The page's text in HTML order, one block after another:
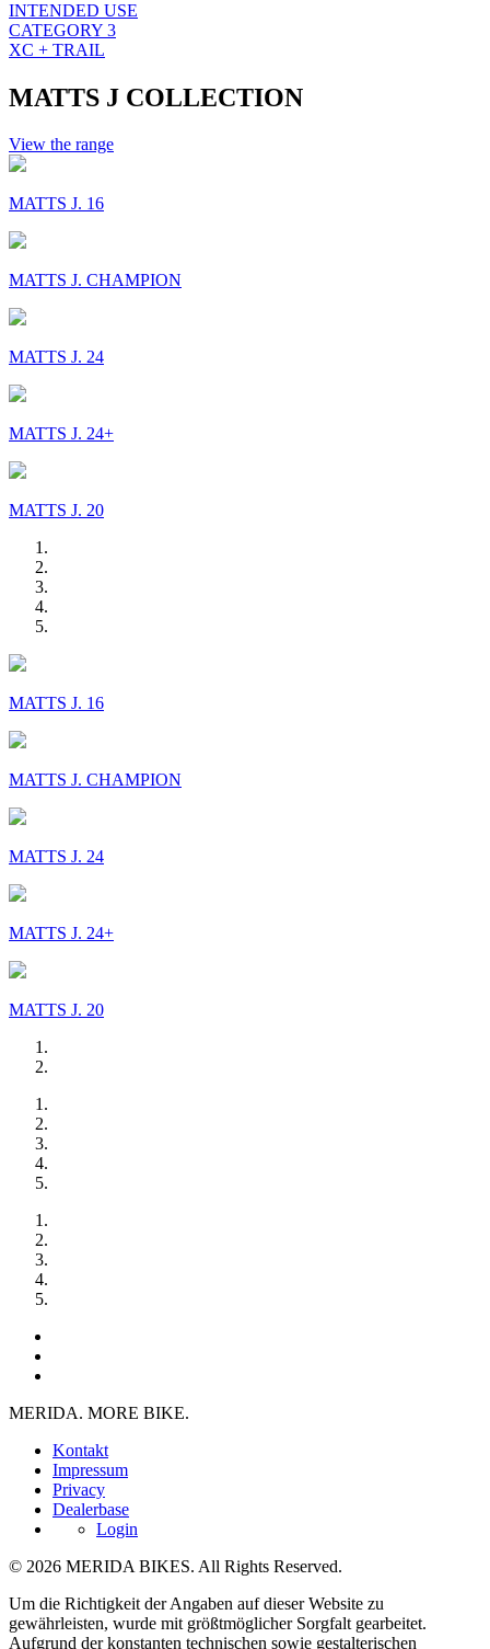
INTENDED USE
CATEGORY 3
XC + TRAIL
MATTS J COLLECTION
View the range
MATTS J. 16
MATTS J. CHAMPION
MATTS J. 24
MATTS J. 24+
MATTS J. 20
MATTS J. 16
MATTS J. CHAMPION
MATTS J. 24
MATTS J. 24+
MATTS J. 20
MERIDA. MORE BIKE.
Kontakt
Impressum
Privacy
Dealerbase
Login
© 2026 MERIDA BIKES. All Rights Reserved.
Um die Richtigkeit der Angaben auf dieser Website zu
gewährleisten, wurde mit größtmöglicher Sorgfalt gearbeitet.
Aufgrund der konstanten technischen sowie gestalterischen